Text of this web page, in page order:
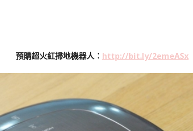
預購超火紅掃地機器人： http://bit.ly/2emeASx